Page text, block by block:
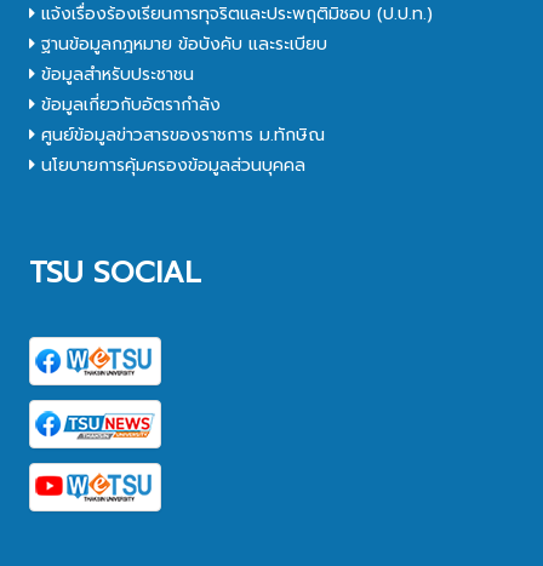
แจ้งเรื่องร้องเรียนการทุจริตและประพฤติมิชอบ (ป.ป.ท.)
ฐานข้อมูลกฎหมาย ข้อบังคับ และระเบียบ
ข้อมูลสำหรับประชาชน
ข้อมูลเกี่ยวกับอัตรากำลัง
ศูนย์ข้อมูลข่าวสารของราชการ ม.ทักษิณ
นโยบายการคุ้มครองข้อมูลส่วนบุคคล
TSU SOCIAL